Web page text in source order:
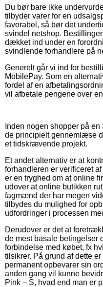
Du bør bare ikke
tilbyder varer for en
favorabel, så bør det
svindel netshop.
dækket ind under en
svindlende forhandlere på
Generelt går vi ind for
MobilePay. Som en
fordel af en
vil afbetale pengene over
Inden nogen shopper på
de principielt gennemlæse
et tidskrævende projekt.
Et andet alternativ er at
forhandleren er verificeret
er en tryghed om at online
udover at online butikken
fagmænd der har megen
tilbydes du mulighed for
udfordringer i processen
Derudover er det at
de mest basale betingelser
forbindelse med købet, fx
tilsikrer. På grund af dette
permanent opbevarer sin
anden gang vil kunne
Pink – S, hvad end man er